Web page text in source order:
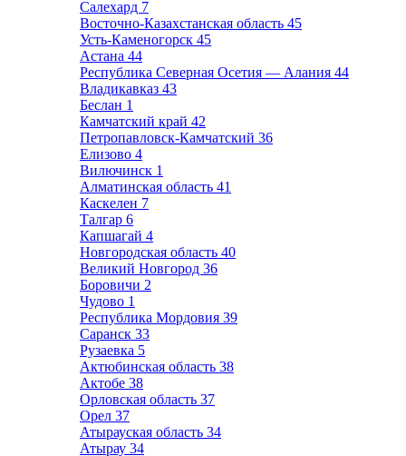
Салехард 7
Восточно-Казахстанская область 45
Усть-Каменогорск 45
Астана 44
Республика Северная Осетия — Алания 44
Владикавказ 43
Беслан 1
Камчатский край 42
Петропавловск-Камчатский 36
Елизово 4
Вилючинск 1
Алматинская область 41
Каскелен 7
Талгар 6
Капшагай 4
Новгородская область 40
Великий Новгород 36
Боровичи 2
Чудово 1
Республика Мордовия 39
Саранск 33
Рузаевка 5
Актюбинская область 38
Актобе 38
Орловская область 37
Орел 37
Атырауская область 34
Атырау 34